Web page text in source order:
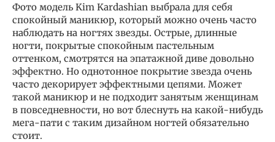
Фото модель Kim Kardashian выбрала для себя
спокойный маникюр, который можно очень часто
наблюдать на ногтях звезды. Острые, длинные
ногти, покрытые спокойным пастельным
оттенком, смотрятся на эпатажной диве довольно
эффектно. Но однотонное покрытие звезда очень
часто декорирует эффектными цепями. Может
такой маникюр и не подходит занятым женщинам
в повседневности, но вот блеснуть на какой-нибудь
мега-пати с таким дизайном ногтей обязательно
стоит.